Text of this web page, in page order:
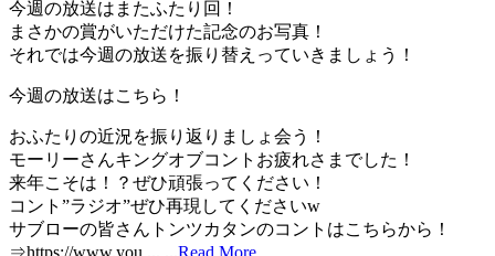
今週の放送はまたふたり回！
まさかの賞がいただけた記念のお写真！
それでは今週の放送を振り替えっていきましょう！
今週の放送はこちら！
おふたりの近況を振り返りましょ会う！
モーリーさんキングオブコントお疲れさまでした！
来年こそは！？ぜひ頑張ってください！
コント”ラジオ”ぜひ再現してくださいw
サブローの皆さんトンツカタンのコントはこちらから！